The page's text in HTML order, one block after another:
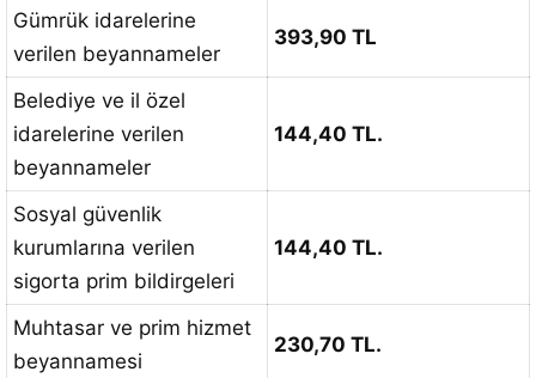
Gümrük idarelerine
verilen beyannameler
393,90 TL
Belediye ve il özel
idarelerine verilen
beyannameler
144,40 TL.
Sosyal güvenlik
kurumlarına verilen
sigorta prim bildirgeleri
144,40 TL.
Muhtasar ve prim hizmet
beyannamesi
230,70 TL.